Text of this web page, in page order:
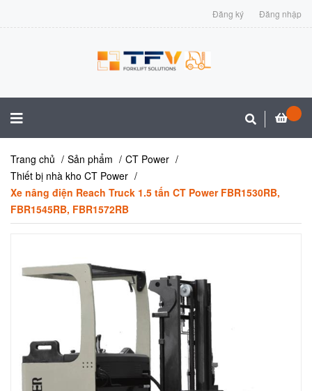
Đăng ký Đăng nhập
Trang chủ Sản phẩm
CT Power
Thiết bị nhà kho CT Power
Xe nâng điện Reach Truck 1.5 tấn CT Power FBR1530RB,
FBR1545RB, FBR1572RB